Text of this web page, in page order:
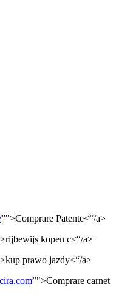
”">Comprare Patente<“/a>
kopen c<“/a>
prawo jazdy<“/a>
”">Comprare carnet